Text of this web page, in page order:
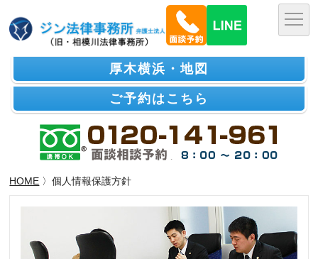
厚木横浜・地図
ご予約はこちら
HOME 〉個人情報保護方針